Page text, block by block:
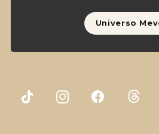
Universo